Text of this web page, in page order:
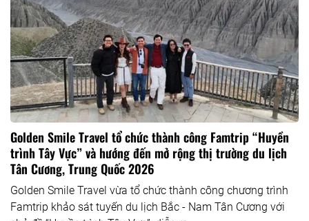
Golden Smile Travel tổ chức thành công Famtrip “Huyền
trình Tây Vực” và hướng đến mở rộng thị trường du lịch
Tân Cương, Trung Quốc 2026
Golden Smile Travel vừa tổ chức thành công chương trình
Famtrip khảo sát tuyến du lịch Bắc - Nam Tân Cương với